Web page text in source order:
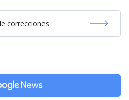
correcciones